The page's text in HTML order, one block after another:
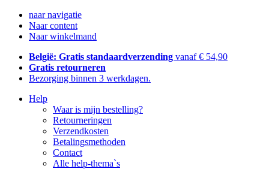
naar navigatie
Naar content
Naar winkelmand
België: Gratis standaardverzending vanaf € 54,90
Gratis retourneren
Bezorging binnen 3 werkdagen.
Help
Waar is mijn bestelling?
Retourneringen
Verzendkosten
Betalingsmethoden
Contact
Alle help-thema`s